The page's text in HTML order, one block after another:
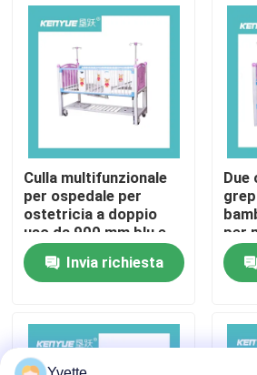
Visita alla fabbrica
Controllo Qualità
Notizie
Casi
Accessori ostetrici della Tabella
Culla multifunzionale
per ospedale per
ostetricia a doppio
uso da 900 mm blu e
rosa
Invia richiesta
Due
per